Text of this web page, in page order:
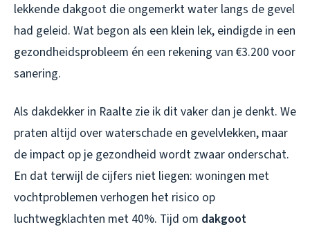
lekkende dakgoot die ongemerkt water langs de gevel
had geleid. Wat begon als een klein lek, eindigde in een
gezondheidsprobleem én een rekening van €3.200 voor
sanering.
Als dakdekker in Raalte zie ik dit vaker dan je denkt. We
praten altijd over waterschade en gevelvlekken, maar
de impact op je gezondheid wordt zwaar onderschat.
En dat terwijl de cijfers niet liegen: woningen met
vochtproblemen verhogen het risico op
luchtwegklachten met 40%. Tijd om dakgoot